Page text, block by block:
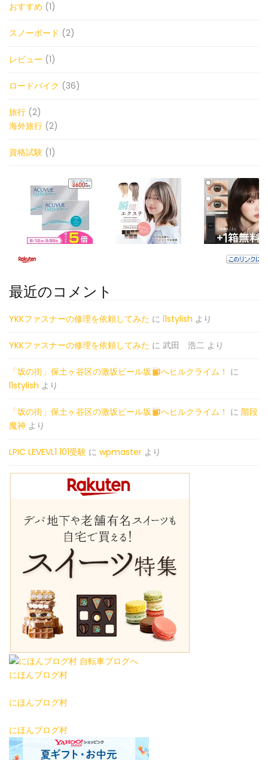
おすすめ (1)
スノーボード (2)
レビュー (1)
ロードバイク (36)
旅行 (2)
海外旅行 (2)
資格試験 (1)
最近のコメント
YKKファスナーの修理を依頼してみた に l1stylish より
YKKファスナーの修理を依頼してみた に 武田 浩二 より
「坂の街」保土ヶ谷区の激坂ビール坂 へヒルクライム！ に
l1stylish より
「坂の街」保土ヶ谷区の激坂ビール坂 へヒルクライム！ に 階段
魔神 より
LPIC LEVEVL1 101受験 に wpmaster より
にほんブログ村
にほんブログ村
にほんブログ村